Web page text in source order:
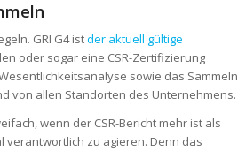
GRI G4 istder aktuell gültige
oder sogar eine CSR-Zertifizierung
sowie das Sammeln
von allen Standorten des Unternehmens.
wenn der CSR-Bericht mehr ist als
verantwortlich zu agieren. Denn das